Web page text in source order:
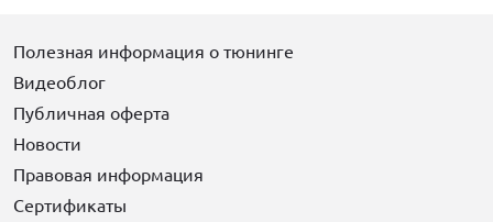
Полезная информация о тюнинге
Видеоблог
Публичная оферта
Новости
Правовая информация
Сертификаты